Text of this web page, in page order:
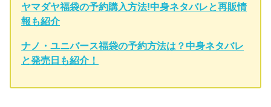
ヤマダヤ福袋の予約購入方法!中身ネタバレと再販情
報も紹介
ナノ・ユニバース福袋の予約方法は？中身ネタバレ
と発売日も紹介！